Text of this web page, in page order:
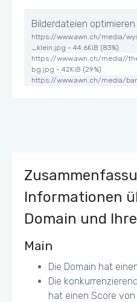
Bilderdateien
https://www.awn.ch/media/
_klein.jpg - 44.6KiB (83%)
https://www.awn.ch/media//
bg.jpg - 42KiB (29%)
https://www.awn.ch/media/
Informationen
Domain und
Main
Die Domain hat
Die
hat einen Score von